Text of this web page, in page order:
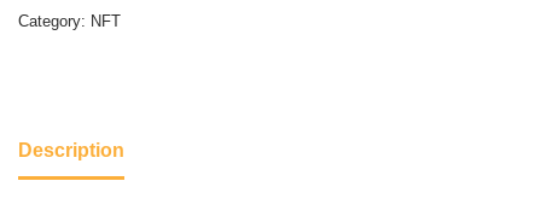
Category: NFT
Description